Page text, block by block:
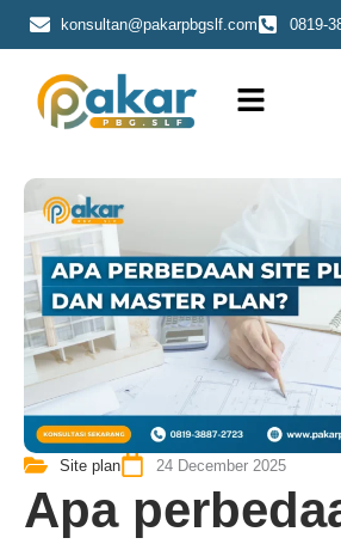
konsultan@pakarpbgslf.com 0819-
Site plan 24 December 2025
Apa